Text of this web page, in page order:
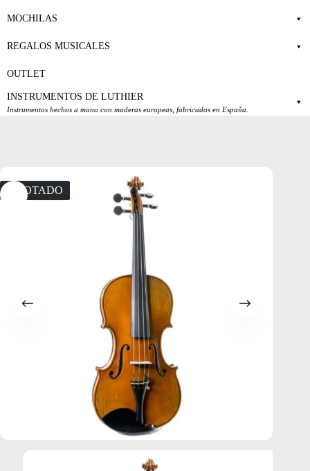
MOCHILAS
REGALOS MUSICALES
OUTLET
INSTRUMENTOS DE LUTHIER
Instrumentos hechos a mano con maderas europeas, fabricados en España.
AGOTADO